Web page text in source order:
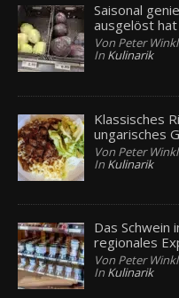
Saisonal
ausgelöst hat
Von Peter
In Kulinarik
Klassisches
ungarisches
Von Peter
In Kulinarik
Das Schwein
regionales
Von Peter
In Kulinarik